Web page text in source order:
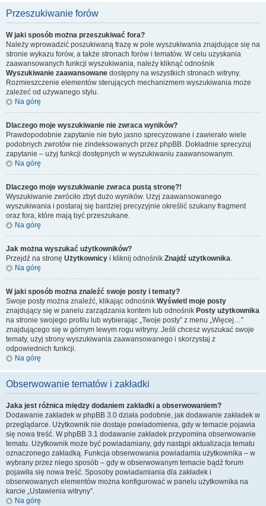
Przeszukiwanie forów
W jaki sposób można przeszukiwać fora?
Należy wprowadzić poszukiwaną frazę w pole wyszukiwania znajdujące się na
stronie wykazu forów, a także stronach forów i tematów. W celu uzyskania
zaawansowanych funkcji wyszukiwania, należy kliknąć odnośnik
Wyszukiwanie zaawansowane dostępny na wszystkich stronach witryny.
Rozmieszczenie elementów sterujących mechanizmem wyszukiwania może
zależeć od używanego stylu.
Na górę
Dlaczego moje wyszukiwanie nie zwraca wyników?
Prawdopodobnie zapytanie nie było jasno sprecyzowane i zawierało wiele
podobnych zwrotów nie zindeksowanych przez phpBB. Dokładnie sprecyzuj
zapytanie – użyj funkcji dostępnych w wyszukiwaniu zaawansowanym.
Na górę
Dlaczego moje wyszukiwanie zwraca pustą stronę?!
Wyszukiwanie zwróciło zbyt dużo wyników. Użyj zaawansowanego
wyszukiwania i postaraj się bardziej precyzyjnie określić szukany fragment
oraz fora, które mają być przeszukane.
Na górę
Jak można wyszukać użytkowników?
Przejdź na stronę Użytkownicy i kliknij odnośnik Znajdź użytkownika.
Na górę
W jaki sposób można znaleźć swoje posty i tematy?
Swoje posty można znaleźć, klikając odnośnik Wyświetl moje posty
znajdujący się w panelu zarządzania kontem lub odnośnik Posty użytkownika
na stronie swojego profilu lub wybierając „Twoje posty” z menu „Więcej…”
znajdującego się w górnym lewym rogu witryny. Jeśli chcesz wyszukać swoje
tematy, użyj strony wyszukiwania zaawansowanego i skorzystaj z
odpowiednich funkcji.
Na górę
Obserwowanie tematów i zakładki
Jaka jest różnica między dodaniem zakładki a obserwowaniem?
Dodawanie zakładek w phpBB 3.0 działa podobnie, jak dodawanie zakładek w
przeglądarce. Użytkownik nie dostaje powiadomienia, gdy w temacie pojawia
się nowa treść. W phpBB 3.1 dodawanie zakładek przypomina obserwowanie
tematu. Użytkownik może być powiadamiany, gdy nastąpi aktualizacja tematu
oznaczonego zakładką. Funkcja obserwowania powiadamia użytkownika – w
wybrany przez niego sposób – gdy w obserwowanym temacie bądź forum
pojawiła się nowa treść. Sposoby powiadamiania dla zakładek i
obserwowanych elementów można konfigurować w panelu użytkownika na
karcie „Ustawienia witryny”.
Na górę